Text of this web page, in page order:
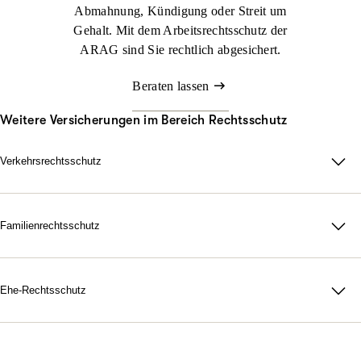
Abmahnung, Kündigung oder Streit um
Gehalt. Mit dem Arbeitsrechtsschutz der
ARAG sind Sie rechtlich abgesichert.
Beraten lassen
Weitere Versicherungen im Bereich Rechtsschutz
Verkehrsrechtsschutz
Verkehrsrechtsschutz dafür, dass Sie zu Ihrem Recht kommen.
Jetzt konfigurieren Beraten lassen
Familienrechtsschutz
dem Leben gelassen gegenüber. Denn durch unsere flexiblen
ausfallen soll.
Ehe-Rechtsschutz